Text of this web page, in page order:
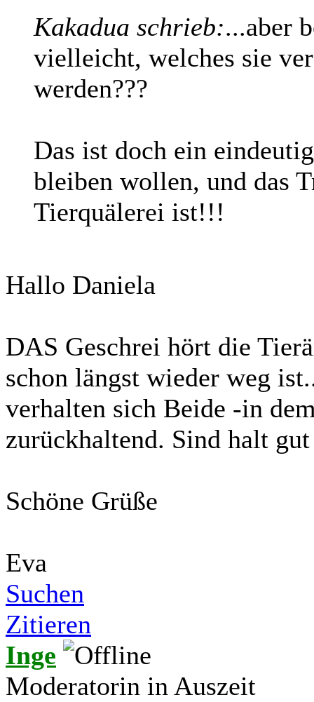
Kakadua schrieb:...aber
vielleicht, welches sie
werden???
Das ist doch ein
bleiben wollen, und das
Tierquälerei ist!!!
Hallo Daniela
DAS Geschrei hört die
schon längst wieder weg
verhalten sich Beide -in
zurückhaltend. Sind halt
Schöne Grüße
Eva
Suchen
Zitieren
Inge
Moderatorin in Auszeit